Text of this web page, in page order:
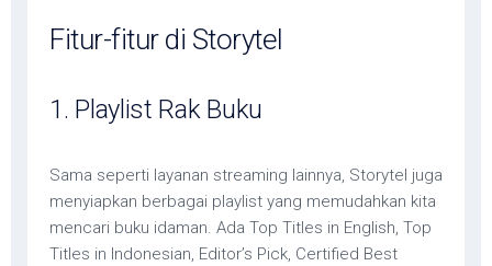
Fitur-fitur di Storytel
1. Playlist Rak Buku
Sama seperti layanan streaming lainnya, Storytel juga
menyiapkan berbagai playlist yang memudahkan kita
mencari buku idaman. Ada Top Titles in English, Top
Titles in Indonesian, Editor’s Pick, Certified Best